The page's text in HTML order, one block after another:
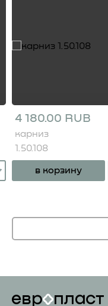
4 180.00 RUB
карниз
1.50.108
в корзину